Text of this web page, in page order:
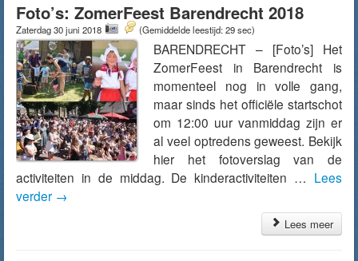
Foto’s: ZomerFeest Barendrecht 2018
Zaterdag 30 juni 2018 (Gemiddelde leestijd: 29 sec)
BARENDRECHT – [Foto’s] Het
ZomerFeest in Barendrecht is
momenteel nog in volle gang,
maar sinds het officiële startschot
om 12:00 uur vanmiddag zijn er
al veel optredens geweest. Bekijk
hier het fotoverslag van de
activiteiten in de middag. De kinderactiviteiten … Lees
verder →
Lees meer